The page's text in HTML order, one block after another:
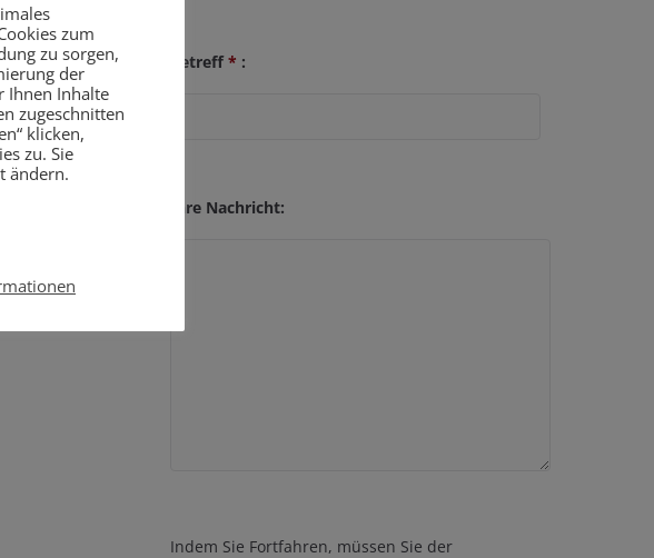
Betreff* :
Ihre Nachricht:
Indem Sie Fortfahren, müssen Sie der
zum
zu sorgen,
der
Ihnen Inhalte
zugeschnitten
klicken,
zu. Sie
ändern.